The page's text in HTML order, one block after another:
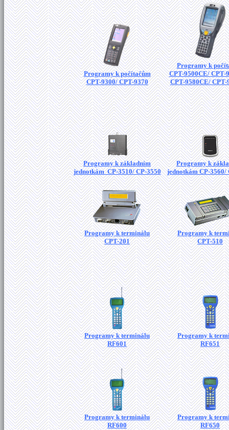
Programy k počítačům
CPT-9300/ CPT-9370
Programy k
CPT-9500CE/ CPT-
CPT-9580CE/ CPT-
Programy k základním
jednotkám CP-3510/ CP-3550
Programy k
jednotkám CP-3560/
Programy k terminálu
CPT-201
Programy k
CPT-510
Programy k terminálu
RF601
Programy k
RF651
Programy k terminálu
RF600
Programy k
RF650